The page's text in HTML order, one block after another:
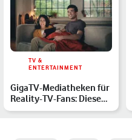
TV &
ENTERTAINMENT
GigaTV-Mediatheken für
Reality-TV-Fans: Diese
13 Mediatheken vers…